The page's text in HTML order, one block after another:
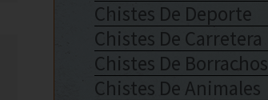
Chistes De Deporte
Chistes De Carretera
Chistes De Borrachos
Chistes De Animales